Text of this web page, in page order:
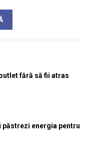
fără să fii atras
păstrezi energia pentru